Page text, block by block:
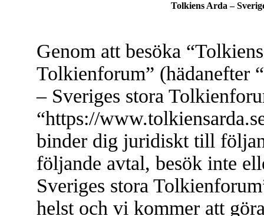
Tolkiens Arda –
Genom att besöka
Tolkienforum” (hädanefter
– Sveriges stora
“https://
binder dig juridiskt till
följande avtal, besök inte
Sveriges stora
helst och vi kommer att